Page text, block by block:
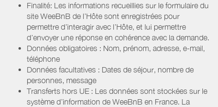
Finalité: Les informations recueillies sur le formulaire du
site WeeBnB de l’Hôte sont enregistrées pour
permettre d’interagir avec l’Hôte, et lui permettre
d’envoyer une réponse en cohérence avec la demande.
Données obligatoires : Nom, prénom, adresse, e-mail,
téléphone
Données facultatives : Dates de séjour, nombre de
personnes, message
Transferts hors UE : Les données sont stockées sur le
système d’information de WeeBnB en France. La